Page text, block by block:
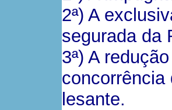
2ª) A
segurada da
3ª) A
concorrência
lesante.